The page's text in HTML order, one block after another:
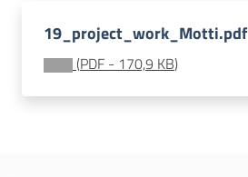
scuole
dell'infanzia
19_project_work_Motti.pdf
(PDF - 170,9 KB)